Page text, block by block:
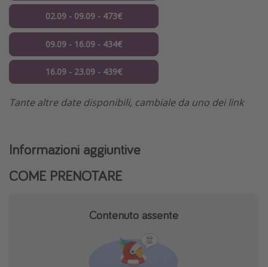
02.09 - 09.09 - 473€
09.09 - 16.09 - 434€
16.09 - 23.09 - 439€
Tante altre date disponibili, cambiale da uno dei link
Informazioni aggiuntive
COME PRENOTARE
Contenuto assente